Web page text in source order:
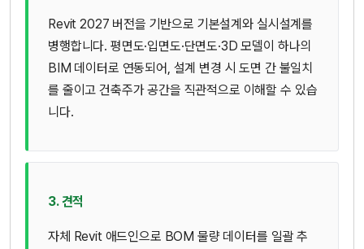
Revit 2027 버전을 기반으로 기본설계와 실시설계를
병행합니다. 평면도·입면도·단면도·3D 모델이 하나의
BIM 데이터로 연동되어, 설계 변경 시 도면 간 불일치
를 줄이고 건축주가 공간을 직관적으로 이해할 수 있습
니다.
3. 견적
자체 Revit 애드인으로 BOM 물량 데이터를 일괄 추